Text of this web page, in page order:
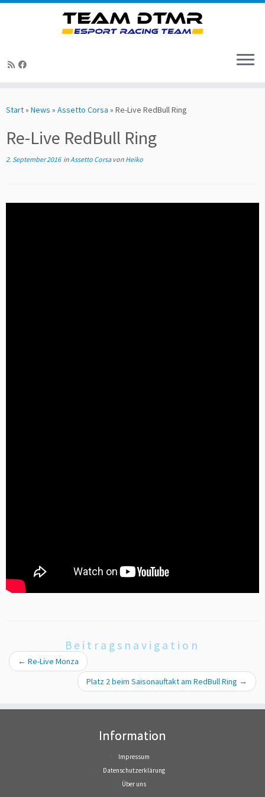
Inhalt
Start» News » Assetto Corsa » Re-Live RedBull Ring
Re-Live RedBull Ring
2. September 2016inAssetto Corsavon Heiko
Beitragsnavigation
← Re-Live Monza
Platz 2 beim Saisonauftakt am RedBull Ring →
Information
Impressum
Datenschutzerklärung
Über uns